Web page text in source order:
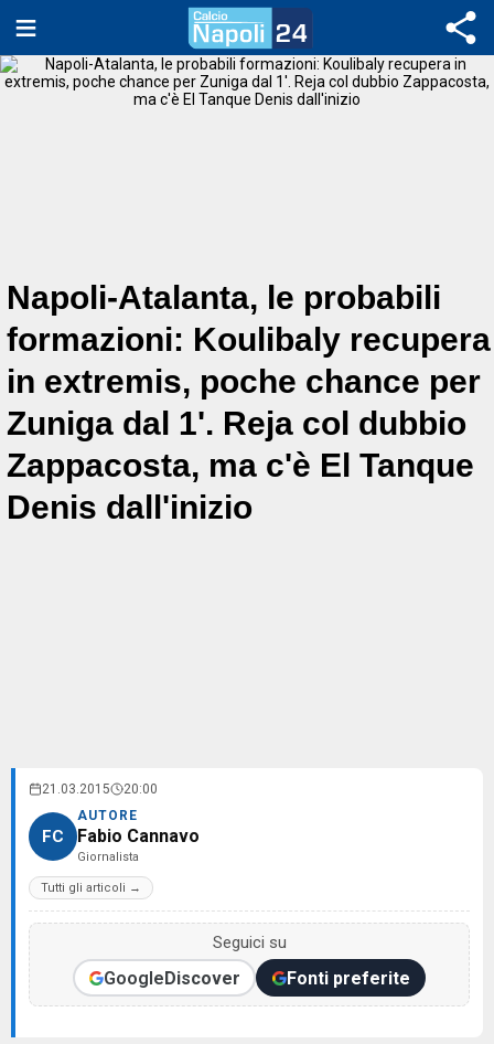
Napoli-Atalanta, le probabili
formazioni: Koulibaly recupera
in extremis, poche chance per
Zuniga dal 1'. Reja col dubbio
Zappacosta, ma c'è El Tanque
Denis dall'inizio
21.03.2015 20:00
FC
AUTORE
Fabio Cannavo
Giornalista
Tutti gli articoli →
Seguici su
GoogleDiscover Fonti preferite